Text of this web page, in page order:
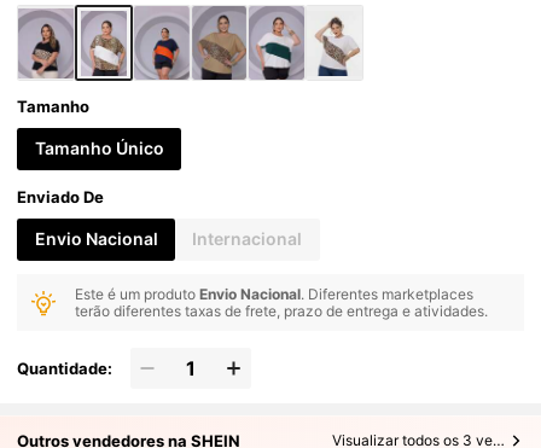
Tamanho
Tamanho Único
Enviado De
Envio Nacional Internacional
Este é um produtoEnvio Nacional. Diferentes marketplaces
terão diferentes taxas de frete, prazo de entrega e atividades.
Quantidade:
Outros vendedores na SHEIN Visualizar todos os 3 vendedores